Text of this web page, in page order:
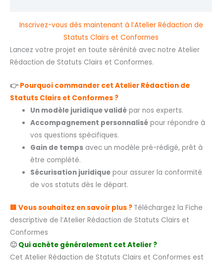
Inscrivez-vous dès maintenant à l’Atelier Rédaction de
Statuts Clairs et Conformes
Lancez votre projet en toute sérénité avec notre Atelier
Rédaction de Statuts Clairs et Conformes.
👉 Pourquoi commander cet Atelier Rédaction de
Statuts Clairs et Conformes ?
Un modèle juridique validé par nos experts.
Accompagnement personnalisé pour répondre à
vos questions spécifiques.
Gain de temps avec un modèle pré-rédigé, prêt à
être complété.
Sécurisation juridique pour assurer la conformité
de vos statuts dès le départ.
🟨 Vous souhaitez en savoir plus ? Téléchargez la Fiche
descriptive de l’Atelier Rédaction de Statuts Clairs et
Conformes
🙂Qui achète généralement cet Atelier ?
Cet Atelier Rédaction de Statuts Clairs et Conformes est